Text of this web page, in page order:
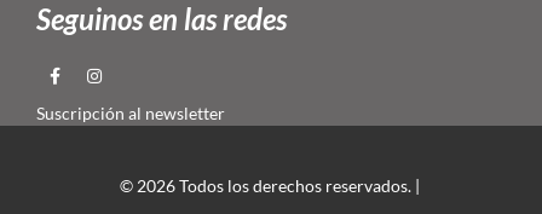
Seguinos en las redes
Suscripción al newsletter
© 2026 Todos los derechos reservados. |